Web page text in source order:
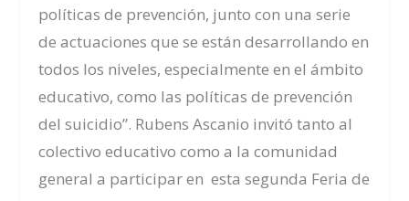
políticas de prevención, junto con una serie
de actuaciones que se están desarrollando en
todos los niveles, especialmente en el ámbito
educativo, como las políticas de prevención
del suicidio”. Rubens Ascanio invitó tanto al
colectivo educativo como a la comunidad
general a participar en esta segunda Feria de